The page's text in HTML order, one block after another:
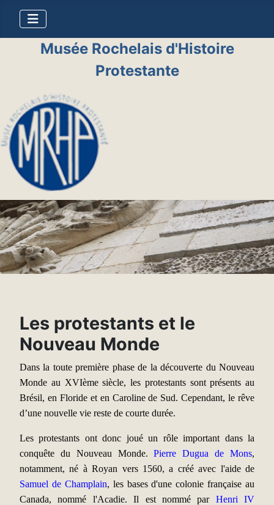
Musée Rochelais d'Histoire
Protestante
Les protestants et le
Nouveau Monde
Dans la toute première phase de la découverte du Nouveau
Monde au XVIème siècle, les protestants sont présents au
Brésil, en Floride et en Caroline de Sud. Cependant, le rêve
d’une nouvelle vie reste de courte durée.
Les protestants ont donc joué un rôle important dans la
conquête du Nouveau Monde.Pierre Dugua de Mons,
notamment, né à Royan vers 1560, a créé avec l'aide de
Samuel de Champlain, les bases d'une colonie française au
Canada, nommé l'Acadie. Il est nommé par Henri IV